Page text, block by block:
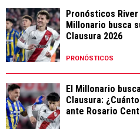
Pronósticos
Millonario busca
Clausura 2026
PRONÓSTICOS
El Millonario
Clausura:
ante Rosario